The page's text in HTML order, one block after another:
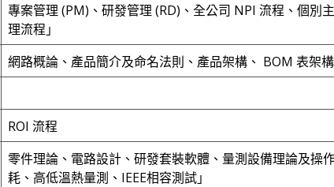
專案管理 (PM)、研發管理 (RD)、全公司 NPI 流程、個別
理流程」
網路概論、產品簡介及命名法則、產品架構、 BOM 表架
ROI 流程
零件理論、電路設計、研發套裝軟體、量測設備理論及
耗、高低溫熱量測、IEEE相容測試」